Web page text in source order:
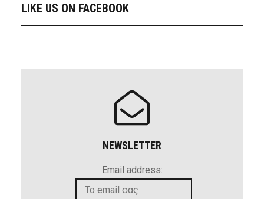
LIKE US ON FACEBOOK
NEWSLETTER
Email address: